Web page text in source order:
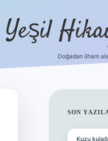
Yeşil
Doğadan ilham
SON
Kuzu